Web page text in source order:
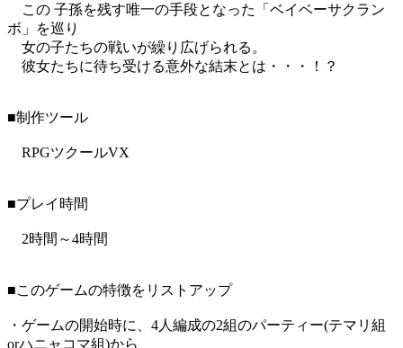
この 子孫を残す唯一の手段となった「ベイベーサクラン
ボ」を巡り
女の子たちの戦いが繰り広げられる。
彼女たちに待ち受ける意外な結末とは・・・！？
■制作ツール
RPGツクールVX
■プレイ時間
2時間～4時間
■このゲームの特徴をリストアップ
・ゲームの開始時に、4人編成の2組のパーティー(テマリ組
orハニャコマ組)から